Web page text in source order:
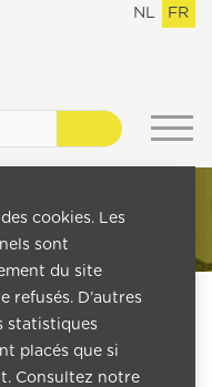
NL FR
cookies. Les
sont
du site
refusés. D’autres
statistiques
placés que si
Consultez notre